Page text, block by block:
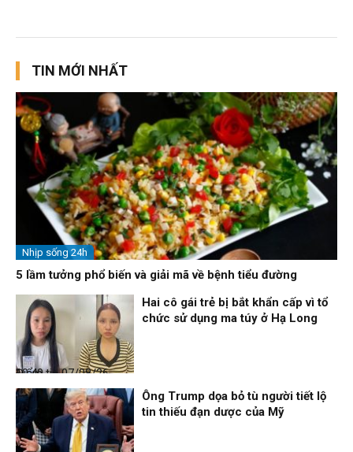
TIN MỚI NHẤT
Nhịp sống 24h
5 lầm tưởng phổ biến và giải mã về bệnh tiểu đường
Điểm tin
07/08/26, 10:40
Hai cô gái trẻ bị bắt khẩn cấp vì tổ
chức sử dụng ma túy ở Hạ Long
Ông Trump dọa bỏ tù người tiết lộ
tin thiếu đạn dược của Mỹ